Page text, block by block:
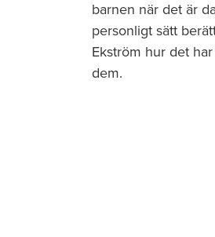
barnen när det är
personligt sätt
Ekström hur det
dem.